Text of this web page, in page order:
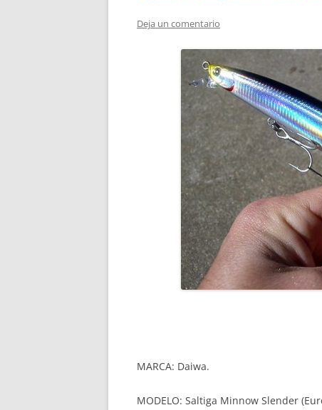
Deja un comentario
MARCA: Daiwa.
MODELO: Saltiga Minnow Slender